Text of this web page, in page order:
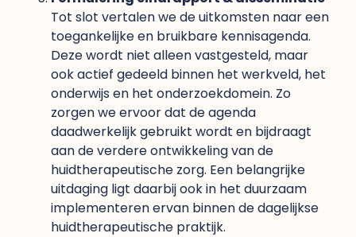
Tot slot vertalen we de uitkomsten naar een
toegankelijke en bruikbare kennisagenda.
Deze wordt niet alleen vastgesteld, maar
ook actief gedeeld binnen het werkveld, het
onderwijs en het onderzoekdomein. Zo
zorgen we ervoor dat de agenda
daadwerkelijk gebruikt wordt en bijdraagt
aan de verdere ontwikkeling van de
huidtherapeutische zorg. Een belangrijke
uitdaging ligt daarbij ook in het duurzaam
implementeren ervan binnen de dagelijkse
huidtherapeutische praktijk.